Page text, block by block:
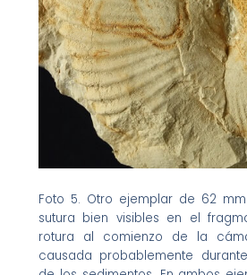
Foto 5. Otro ejemplar de 62
sutura bien visibles en el
rotura al comienzo de la
causada probablemente